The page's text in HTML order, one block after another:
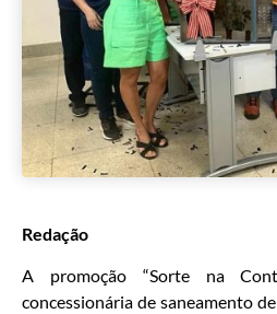
Redação
A promoção “Sorte na
concessionária de saneamento